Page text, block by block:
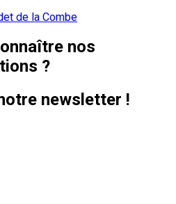
de la Combe
nos
?
newsletter !